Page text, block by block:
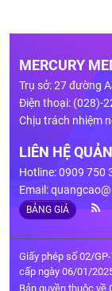
MERCURY
Trụ sở: 27 đường
Điện thoại: (028)-
Chịu trách nhiệm
LIÊN HỆ
Hotline: 0909 750
Email:
BẢNG GIÁ
Giấy phép số 02/
cấp ngày 06/01/
Bản quyền thuộc về